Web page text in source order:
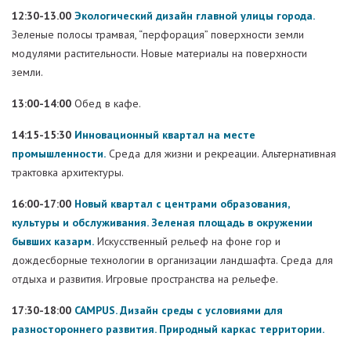
12:30-13.00 Экологический дизайн главной улицы города.
Зеленые полосы трамвая, “перфорация” поверхности земли
модулями растительности. Новые материалы на поверхности
земли.
13:00-14:00 Обед в кафе.
14:15-15:30 Инновационный квартал на месте
промышленности. Среда для жизни и рекреации. Альтернативная
трактовка архитектуры.
16:00-17:00 Новый квартал с центрами образования,
культуры и обслуживания. Зеленая площадь в окружении
бывших казарм. Искусственный рельеф на фоне гор и
дождесборные технологии в организации ландшафта. Среда для
отдыха и развития. Игровые пространства на рельефе.
17:30-18:00 CAMPUS. Дизайн среды с условиями для
разностороннего развития. Природный каркас территории.